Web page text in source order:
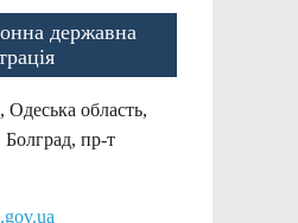
державна
Одеська область,
пр-т